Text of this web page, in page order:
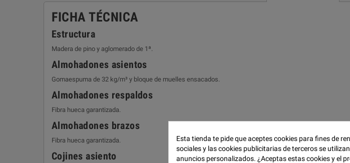
FICHA TÉCNICA
Estructura
Madera de pino y aglomerado de 1ª.
Almohadones asientos
Gomaespuma de 32 kg/m³ y bloque de muelles ensacados.
Almohadones respaldos
Fibra hueca garantizada.
Almohadones brazos
Fibra hueca garantizada.
Cojines asiento
Esta tienda te pide que aceptes cookies para fines de
sociales y las cookies publicitarias de terceros se
anuncios personalizados. ¿Aceptas estas cookies y el